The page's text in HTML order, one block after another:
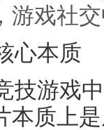
游戏社
心本质
技游戏
本质上